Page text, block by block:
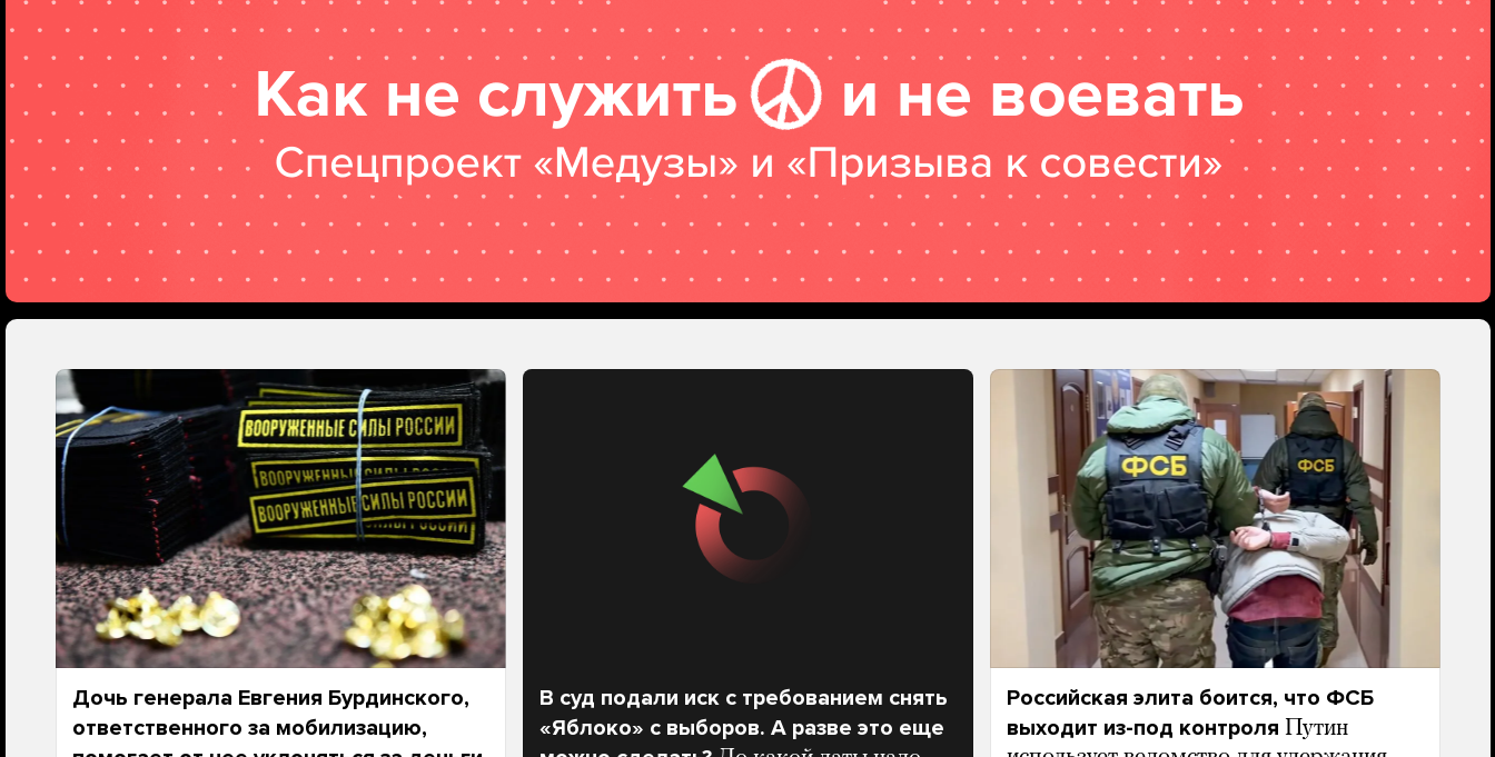
Дочь генерала Евгения Бурдинского,
ответственного за мобилизацию,
В суд подали иск с требованием снять
«Яблоко» с выборов. А разве это еще
Российская элита боится, что ФСБ
выходит из-под контроля Путин